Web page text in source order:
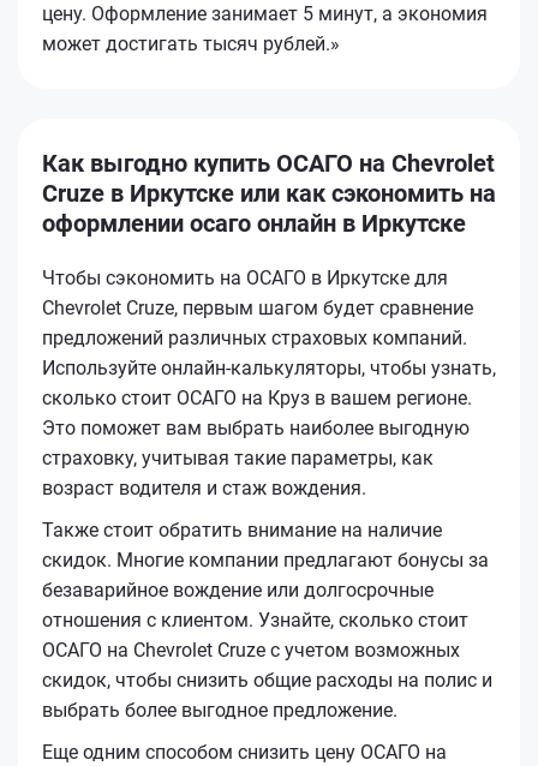
цену. Оформление занимает 5 минут, а экономия
может достигать тысяч рублей.»
Как выгодно купить ОСАГО на Chevrolet
Cruze в Иркутске или как сэкономить на
оформлении осаго онлайн в Иркутске
Чтобы сэкономить на ОСАГО в Иркутске для
Chevrolet Cruze, первым шагом будет сравнение
предложений различных страховых компаний.
Используйте онлайн-калькуляторы, чтобы узнать,
сколько стоит ОСАГО на Круз в вашем регионе.
Это поможет вам выбрать наиболее выгодную
страховку, учитывая такие параметры, как
возраст водителя и стаж вождения.
Также стоит обратить внимание на наличие
скидок. Многие компании предлагают бонусы за
безаварийное вождение или долгосрочные
отношения с клиентом. Узнайте, сколько стоит
ОСАГО на Chevrolet Cruze с учетом возможных
скидок, чтобы снизить общие расходы на полис и
выбрать более выгодное предложение.
Еще одним способом снизить цену ОСАГО на